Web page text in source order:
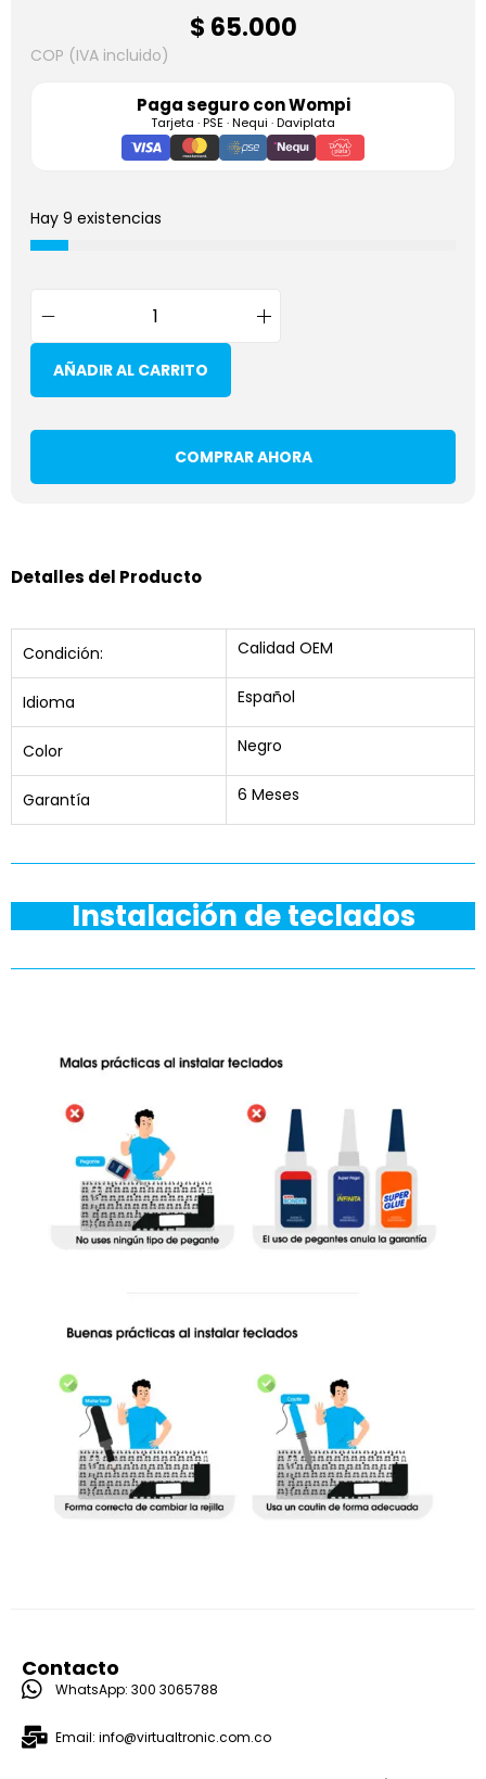
$ 65.000
COP (IVA incluido)
Paga seguro conWompi
Tarjeta · PSE · Nequi · Daviplata
Hay 9 existencias
AÑADIR AL CARRITO
COMPRAR AHORA
Detalles del Producto
Condición: Calidad OEM
Idioma Español
Color Negro
Garantía 6 Meses
Instalación de teclados
Contacto
WhatsApp: 300 3065788
Email: info@virtualtronic.com.co